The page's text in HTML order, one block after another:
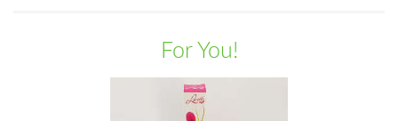
For You!